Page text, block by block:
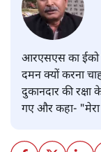
आरएसएस का ईको
दमन क्यों करना
दुकानदार की
गए और कहा- "मेरा